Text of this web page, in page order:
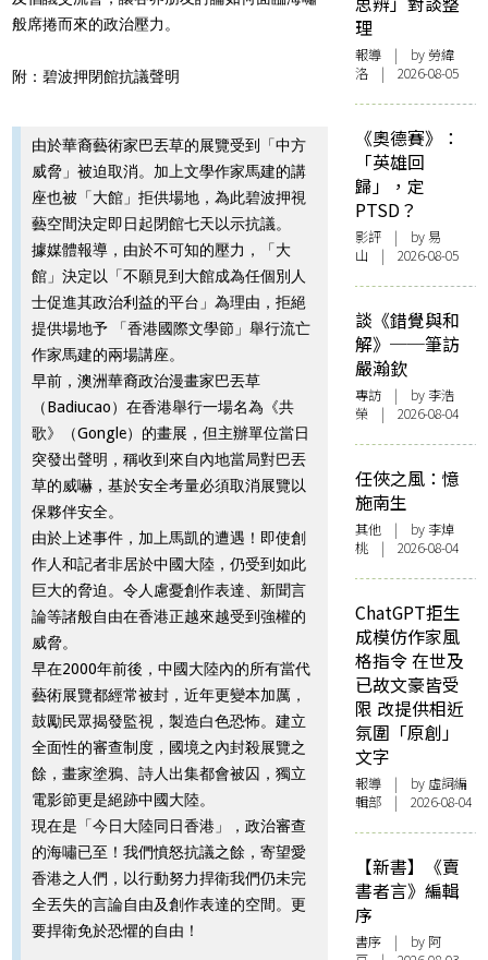
般席捲而來的政治壓力。
附：碧波押閉館抗議聲明
由於華裔藝術家巴丟草的展覽受到「中方
威脅」被迫取消。加上文學作家馬建的講
座也被「大館」拒供場地，為此碧波押視
藝空間決定即日起閉館七天以示抗議。
據媒體報導，由於不可知的壓力，「大
館」決定以「不願見到大館成為任個別人
士促進其政治利益的平台」為理由，拒絕
提供場地予 「香港國際文學節」舉行流亡
作家馬建的兩場講座。
早前，澳洲華裔政治漫畫家巴丟草
（Badiucao）在香港舉行一場名為《共
歌》（Gongle）的畫展，但主辦單位當日
突發出聲明，稱收到來自內地當局對巴丟
草的威嚇，基於安全考量必須取消展覽以
保夥伴安全。
由於上述事件，加上馬凱的遭遇！即使創
作人和記者非居於中國大陸，仍受到如此
巨大的脅迫。令人慮憂創作表達、新聞言
論等諸般自由在香港正越來越受到強權的
威脅。
早在2000年前後，中國大陸內的所有當代
藝術展覽都經常被封，近年更變本加厲，
鼓勵民眾揭發監視，製造白色恐怖。建立
全面性的審查制度，國境之內封殺展覽之
餘，畫家塗鴉、詩人出集都會被囚，獨立
電影節更是絕跡中國大陸。
現在是「今日大陸同日香港」，政治審查
的海嘯已至！我們憤怒抗議之餘，寄望愛
香港之人們，以行動努力捍衛我們仍未完
全丟失的言論自由及創作表達的空間。更
要捍衛免於恐懼的自由！
理
報導 | by 勞緯
洛 | 2026-08-05
《奧德賽》：
「英雄回
歸」，定
PTSD？
影評 | by 易
山 | 2026-08-05
談《錯覺與和
解》──筆訪
嚴瀚欽
專訪 | by 李浩
榮 | 2026-08-04
任俠之風：憶
施南生
其他 | by 李焯
桃 | 2026-08-04
ChatGPT拒生
成模仿作家風
格指令 在世及
已故文豪皆受
限 改提供相近
氛圍「原創」
文字
報導 | by 虛詞編
輯部 | 2026-08-04
【新書】《賣
書者言》編輯
序
書序 | by 阿